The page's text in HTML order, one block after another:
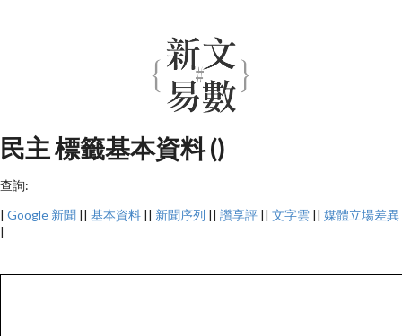
民主 標籤基本資料 ()
查詢:
| Google 新聞 || 基本資料 || 新聞序列 || 讚享評 || 文字雲 || 媒體立場差異
|